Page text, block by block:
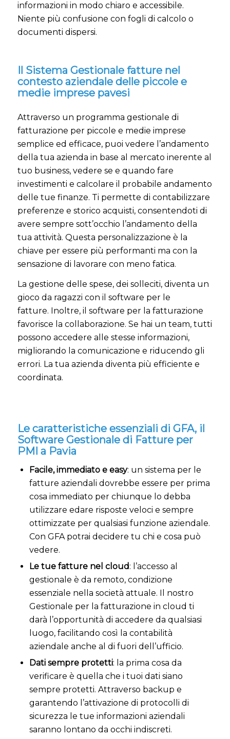
informazioni in modo chiaro e accessibile.
Niente più confusione con fogli di calcolo o
documenti dispersi.
Il Sistema Gestionale fatture nel
contesto aziendale delle piccole e
medie imprese pavesi
Attraverso un programma gestionale di
fatturazione per piccole e medie imprese
semplice ed efficace, puoi vedere l’andamento
della tua azienda in base al mercato inerente al
tuo business, vedere se e quando fare
investimenti e calcolare il probabile andamento
delle tue finanze. Ti permette di contabilizzare
preferenze e storico acquisti, consentendoti di
avere sempre sott’occhio l’andamento della
tua attività. Questa personalizzazione è la
chiave per essere più performanti ma con la
sensazione di lavorare con meno fatica.
La gestione delle spese, dei solleciti, diventa un
gioco da ragazzi con il software per le
fatture. Inoltre, il software per la fatturazione
favorisce la collaborazione. Se hai un team, tutti
possono accedere alle stesse informazioni,
migliorando la comunicazione e riducendo gli
errori. La tua azienda diventa più efficiente e
coordinata.
Le caratteristiche essenziali di GFA, il
Software Gestionale di Fatture per
PMI a Pavia
Facile, immediato e easy: un sistema per le
fatture aziendali dovrebbe essere per prima
cosa immediato per chiunque lo debba
utilizzare edare risposte veloci e sempre
ottimizzate per qualsiasi funzione aziendale.
Con GFA potrai decidere tu chi e cosa può
vedere.
Le tue fatture nel cloud: l’accesso al
gestionale è da remoto, condizione
essenziale nella società attuale. Il nostro
Gestionale per la fatturazione in cloud ti
darà l’opportunità di accedere da qualsiasi
luogo, facilitando così la contabilità
aziendale anche al di fuori dell’ufficio.
Dati sempre protetti: la prima cosa da
verificare è quella che i tuoi dati siano
sempre protetti. Attraverso backup e
garantendo l’attivazione di protocolli di
sicurezza le tue informazioni aziendali
saranno lontano da occhi indiscreti.